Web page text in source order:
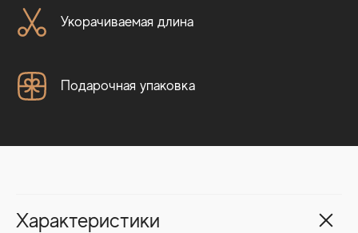
Укорачиваемая длина
Подарочная упаковка
Характеристики